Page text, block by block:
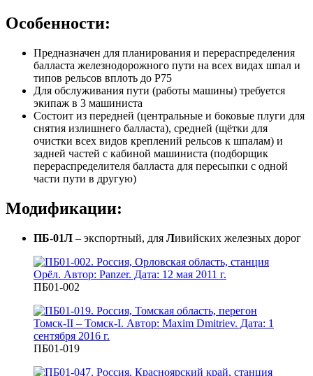
Особенности:
Предназначен для планирования и перераспределения
балласта железнодорожного пути на всех видах шпал и
типов рельсов вплоть до Р75
Для обслуживания пути (работы машины) требуется
экипаж в 3 машиниста
Состоит из передней (центральные и боковые плуги для
снятия излишнего балласта), средней (щётки для
очистки всех видов креплений рельсов к шпалам) и
задней частей с кабиной машиниста (подборщик
перераспределителя балласта для пересыпки с одной
части пути в другую)
Модификации:
ПБ-01Л – экспортный, для Ливийских железных дорог
ПБ01-002
ПБ01-019